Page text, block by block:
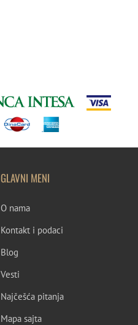
GLAVNI MENI
O nama
Kontakt i podaci
Blog
Vesti
Najčešća pitanja
Mapa sajta